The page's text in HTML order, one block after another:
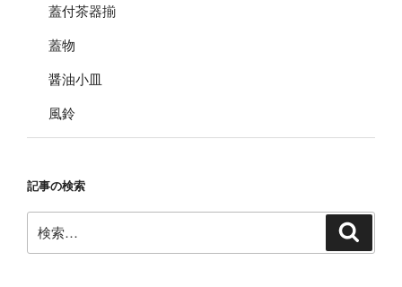
蓋付茶器揃
蓋物
醤油小皿
風鈴
記事の検索
索: